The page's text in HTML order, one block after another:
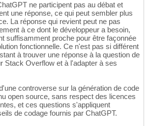
ne participent pas au débat et
une réponse, ce qui peut sembler plus
La réponse qui revient peut ne pas
à ce dont le développeur a besoin,
suffisamment proche pour être façonnée
fonctionnelle. Ce n'est pas si différent
à trouver une réponse à la question de
Stack Overflow et à l'adapter à ses
controverse sur la génération de code
open source, sans respect des licences
et ces questions s'appliquent
de codage fournis par ChatGPT.